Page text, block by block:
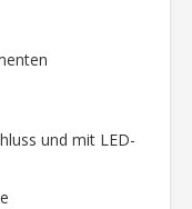
und mit LED-